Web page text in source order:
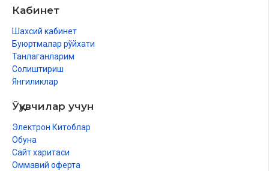
Кабинет
Шахсий кабинет
Буюртмалар рўйхати
Танлаганларим
Солиштириш
Янгиликлар
Ўқувчилар учун
Электрон Китоблар
Обуна
Сайт харитаси
Оммавий оферта